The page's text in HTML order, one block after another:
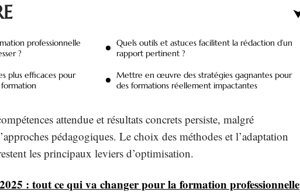
professionnelle
?
plus efficaces pour
Quels outils et astuces facilitent la rédaction d’un
rapport pertinent ?
Mettre en œuvre des stratégies gagnantes pour
des formations réellement impactantes
attendue et résultats concrets persiste, malgré
pédagogiques. Le choix des méthodes et l’adaptation
les principaux leviers d’optimisation.
: tout ce qui va changer pour la formation professionnelle